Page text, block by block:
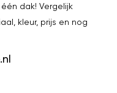
dak! Vergelijk
kleur, prijs en nog